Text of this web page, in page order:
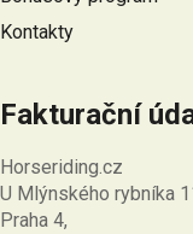
Kontakty
Fakturační
Horseriding.cz
U Mlýnského rybníka
Praha 4,